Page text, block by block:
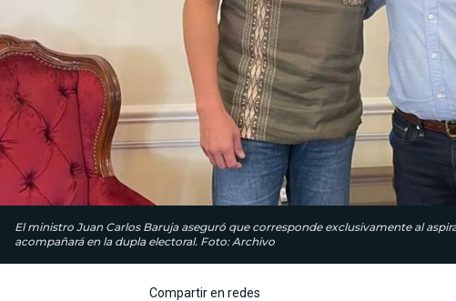
El ministro Juan Carlos Baruja aseguró que corresponde exclusivamente al
acompañará en la dupla electoral. Foto: Archivo
Compartir en redes